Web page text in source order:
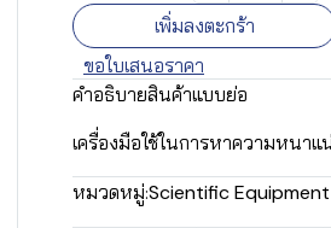
เพิ่มลงตะกร้า
ขอใบเสนอราคา
คำอธิบายสินค้าแบบย่อ
เครื่องมือใช้ในการหาความหนา
หมวดหมู่:Scientific Equipment